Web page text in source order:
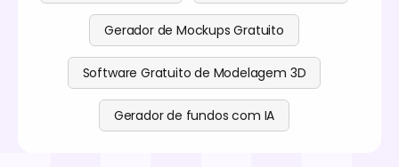
Gerador de Mockups Gratuito
Software Gratuito de Modelagem 3D
Gerador de fundos com IA